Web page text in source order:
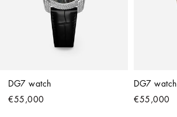
DG7 watch
€55,000
DG7 watch
€55,000